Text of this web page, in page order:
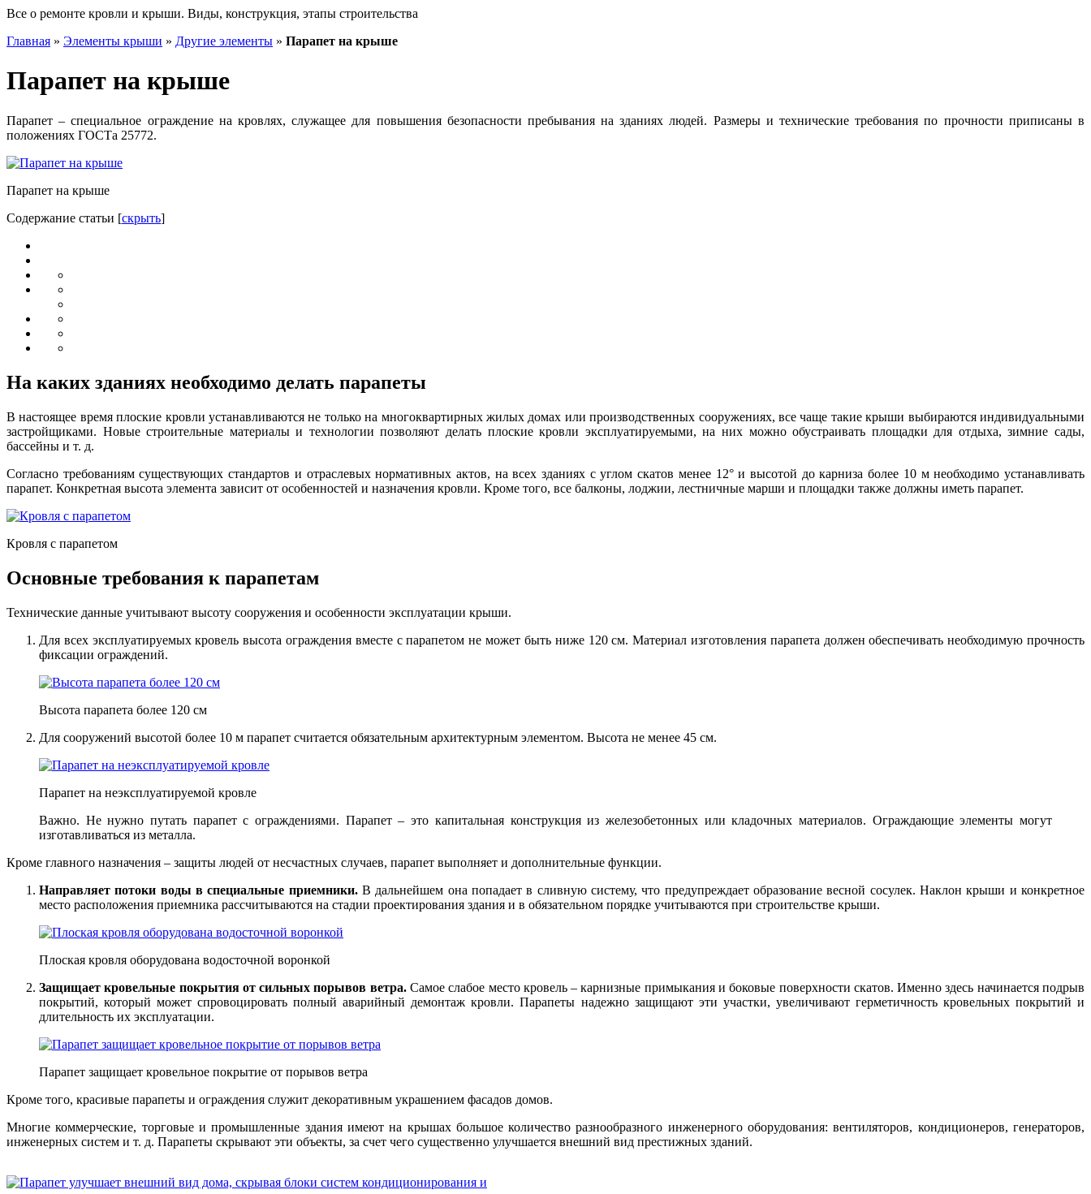
Все о ремонте кровли и крыши. Виды, конструкция, этапы строительства
Главная » Элементы крыши » Другие элементы » Парапет на крыше
Парапет на крыше
Парапет – специальное ограждение на кровлях, служащее для повышения безопасности пребывания на зданиях людей. Размеры и технические требования по прочности приписаны в
положениях ГОСТа 25772.
Парапет на крыше
Содержание статьи [скрыть]
На каких зданиях необходимо делать парапеты
В настоящее время плоские кровли устанавливаются не только на многоквартирных жилых домах или производственных сооружениях, все чаще такие крыши выбираются индивидуальными
застройщиками. Новые строительные материалы и технологии позволяют делать плоские кровли эксплуатируемыми, на них можно обустраивать площадки для отдыха, зимние сады,
бассейны и т. д.
Согласно требованиям существующих стандартов и отраслевых нормативных актов, на всех зданиях с углом скатов менее 12° и высотой до карниза более 10 м необходимо устанавливать
парапет. Конкретная высота элемента зависит от особенностей и назначения кровли. Кроме того, все балконы, лоджии, лестничные марши и площадки также должны иметь парапет.
Кровля с парапетом
Основные требования к парапетам
Технические данные учитывают высоту сооружения и особенности эксплуатации крыши.
Для всех эксплуатируемых кровель высота ограждения вместе с парапетом не может быть ниже 120 см. Материал изготовления парапета должен обеспечивать необходимую прочность
фиксации ограждений.
Высота парапета более 120 см
Для сооружений высотой более 10 м парапет считается обязательным архитектурным элементом. Высота не менее 45 см.
Парапет на неэксплуатируемой кровле
Важно. Не нужно путать парапет с ограждениями. Парапет – это капитальная конструкция из железобетонных или кладочных материалов. Ограждающие элементы могут
изготавливаться из металла.
Кроме главного назначения – защиты людей от несчастных случаев, парапет выполняет и дополнительные функции.
Направляет потоки воды в специальные приемники.В дальнейшем она попадает в сливную систему, что предупреждает образование весной сосулек. Наклон крыши и конкретное
место расположения приемника рассчитываются на стадии проектирования здания и в обязательном порядке учитываются при строительстве крыши.
Плоская кровля оборудована водосточной воронкой
Защищает кровельные покрытия от сильных порывов ветра.Самое слабое место кровель – карнизные примыкания и боковые поверхности скатов. Именно здесь начинается подрыв
покрытий, который может спровоцировать полный аварийный демонтаж кровли. Парапеты надежно защищают эти участки, увеличивают герметичность кровельных покрытий и
длительность их эксплуатации.
Парапет защищает кровельное покрытие от порывов ветра
Кроме того, красивые парапеты и ограждения служит декоративным украшением фасадов домов.
Многие коммерческие, торговые и промышленные здания имеют на крышах большое количество разнообразного инженерного оборудования: вентиляторов, кондиционеров, генераторов,
инженерных систем и т. д. Парапеты скрывают эти объекты, за счет чего существенно улучшается внешний вид престижных зданий.